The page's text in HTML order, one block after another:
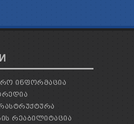
ᲘᲜᲤᲝᲠᲛᲐᲪᲘᲐ
ᲠᲔᲐᲑᲘᲚᲘᲢᲐᲪᲘᲐ